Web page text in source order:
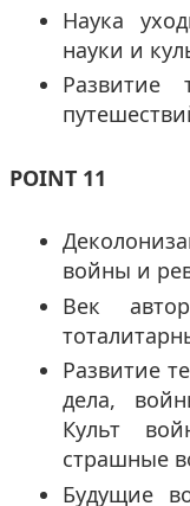
Наука
науки и
Развитие
POINT 11
войны и
Век
Развитие
дела,
Культ
страшные
Будущие